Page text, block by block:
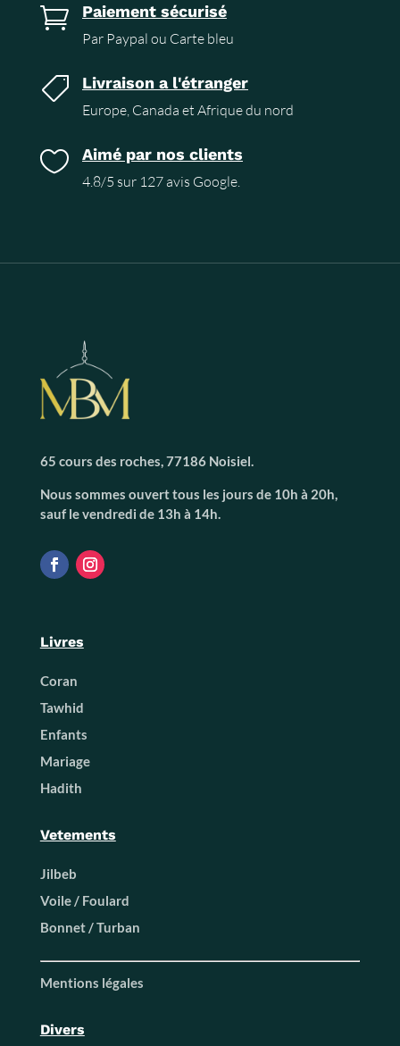
 Paiement sécurisé
Par Paypal ou Carte bleu
 Livraison a l'étranger
Europe, Canada et Afrique du nord
 Aimé par nos clients
4.8/5 sur 127 avis Google.
65 cours des roches, 77186 Noisiel.
Nous sommes ouvert tous les jours de 10h à 20h,
sauf le vendredi de 13h à 14h.
Livres
Coran
Tawhid
Enfants
Mariage
Hadith
Vetements
Jilbeb
Voile / Foulard
Bonnet / Turban
Mentions légales
Divers